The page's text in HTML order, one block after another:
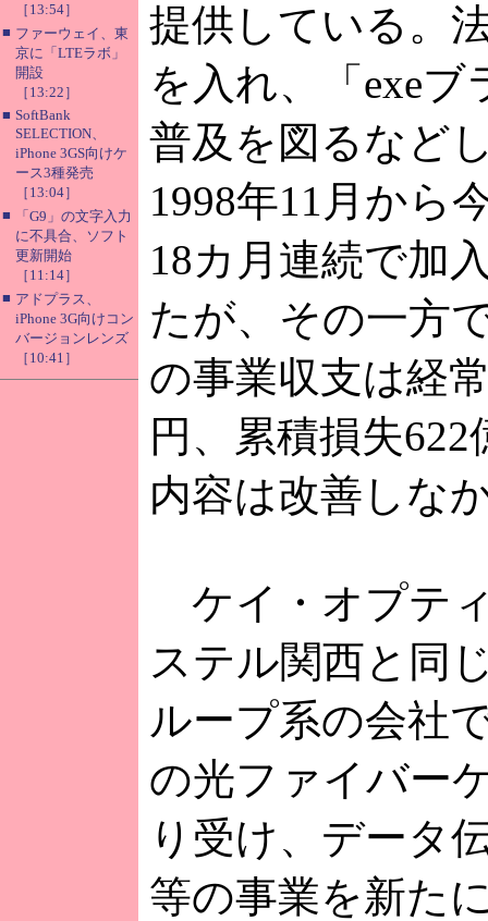
［13:54］
■ ファーウェイ、東
京に「LTEラボ」
開設
［13:22］
■ SoftBank
SELECTION、
iPhone 3GS向けケ
ース3種発売
［13:04］
■
「G9」の文字入力
に不具合、ソフト
更新開始
［11:14］
■ アドプラス、
iPhone 3G向けコン
バージョンレンズ
［10:41］
提供している。
を入れ、「exeブ
普及を図るなど
1998年11月から
18カ月連続で加
たが、その一方
の事業収支は経
円、累積損失
内容は改善しな
ケイ・オプテ
ステル関西と同
ループ系の会社
の光ファイバー
り受け、データ
等の事業を新た